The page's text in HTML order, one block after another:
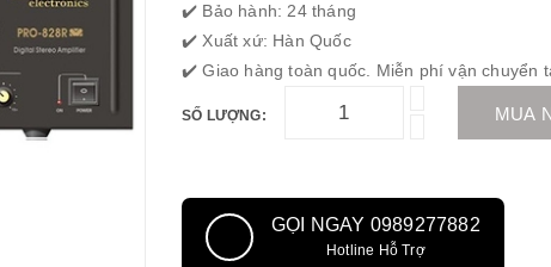
✔️ Bảo hành: 24 tháng
✔️ Xuất xứ: Hàn Quốc
✔️ Giao hàng toàn quốc. Miễn phí vận chuyển
SỐ LƯỢNG: MUA
GỌI NGAY 0989277882
Hotline Hỗ Trợ